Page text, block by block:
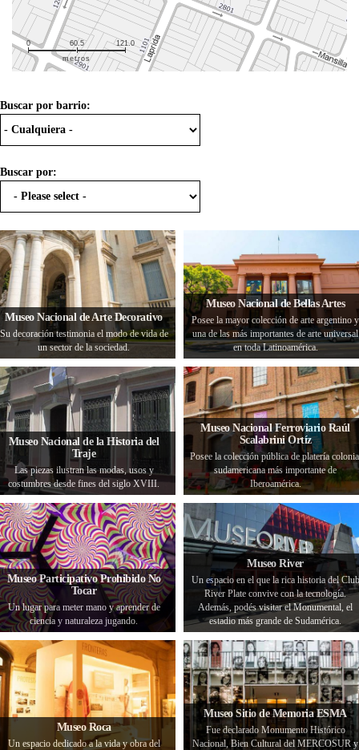
metros
0 60.5 121.0
Buscar por barrio:
Buscar por:
Museo Nacional de Arte Decorativo
Su decoración testimonia el modo de vida de
un sector de la sociedad.
Museo Nacional de Bellas Artes
Posee la mayor colección de arte argentino y
una de las más importantes de arte universal
en toda Latinoamérica.
Museo Nacional de la Historia del
Traje
Las piezas ilustran las modas, usos y
costumbres desde fines del siglo XVIII.
Museo Nacional Ferroviario Raúl
Scalabrini Ortíz
Posee la colección pública de platería
sudamericana más importante de
Iberoamérica.
Museo Participativo Prohibido No
Tocar
Un lugar para meter mano y aprender de
ciencia y naturaleza jugando.
Museo River
Un espacio en el que la rica historia del Club
River Plate convive con la tecnología.
Además, podés visitar el Monumental, el
estadio más grande de Sudamérica.
Museo Roca
Un espacio dedicado a la vida y obra del
Museo Sitio de Memoria ESMA
Fue declarado Monumento Histórico
Nacional, Bien Cultural del MERCOSUR y